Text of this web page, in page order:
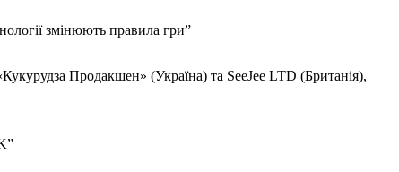
змінюють правила гри”
Продакшен» (Україна) та SeeJee LTD (Британія),